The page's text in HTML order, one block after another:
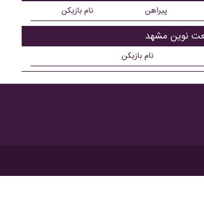
نام بازیکن پیراهن
نوين مشهد
نام بازیکن